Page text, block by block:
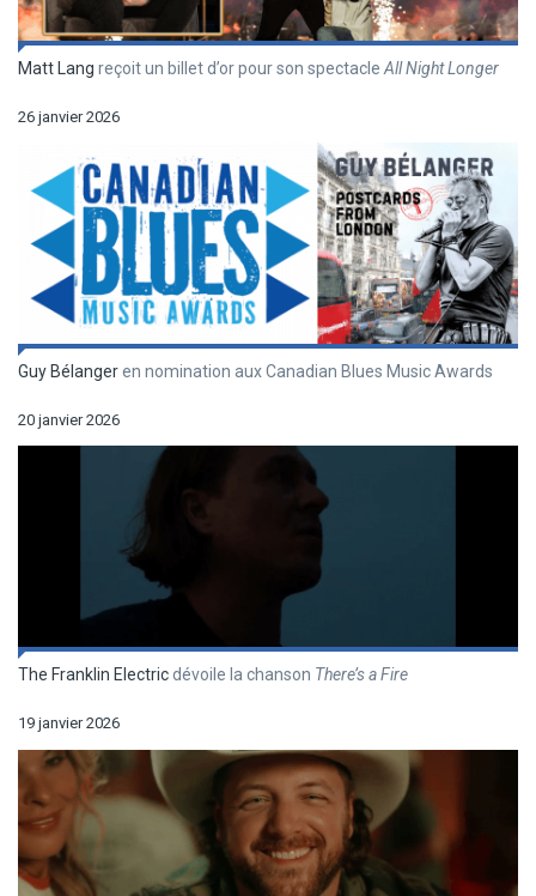
Matt Lang reçoit un billet d’or pour son spectacle All Night Longer
26 janvier 2026
Guy Bélangeren nomination aux Canadian Blues Music Awards
20 janvier 2026
The Franklin Electricdévoile la chanson There’s a Fire
19 janvier 2026